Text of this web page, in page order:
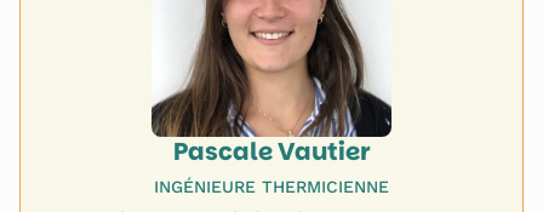
Pascale Vautier
INGÉNIEURE THERMICIENNE